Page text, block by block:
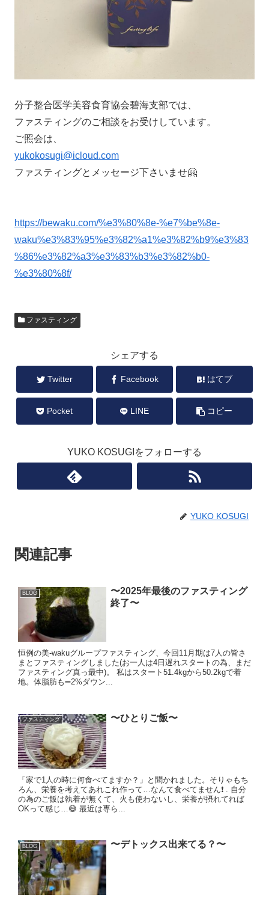
分子整合医学美容食育協会碧海支部では、
ファスティングのご相談をお受けしています。
ご照会は、
yukokosugi@icloud.com
ファスティングとメッセージ下さいませ🤗
https://bewaku.com/%e3%80%8e-%e7%be%8e-
waku%e3%83%95%e3%82%a1%e3%82%b9%e3%83
%86%e3%82%a3%e3%83%b3%e3%82%b0-
%e3%80%8f/
ファスティング
シェアする
Twitter Facebook はてブ
Pocket LINE コピー
YUKO KOSUGIをフォローする
YUKO KOSUGI
関連記事
BLOG
〜2025年最後のファスティング
終了〜
恒例の美-wakuグループファスティング、今回11月期は7人の皆さ
まとファスティングしました(お一人は4日遅れスタートの為、まだ
ファスティング真っ最中)。 私はスタート51.4kgから50.2kgで着
地。体脂肪も➖2%ダウン...
ファスティング 〜ひとりご飯〜
「家で1人の時に何食べてますか？」と聞かれました。そりゃもち
ろん、栄養を考えてあれこれ作って…なんて食べてません❗️ . 自分
の為のご飯は執着が無くて、火も使わないし、栄養が摂れてれば
OKって感じ…😅 最近は専ら...
BLOG 〜デトックス出来てる？〜